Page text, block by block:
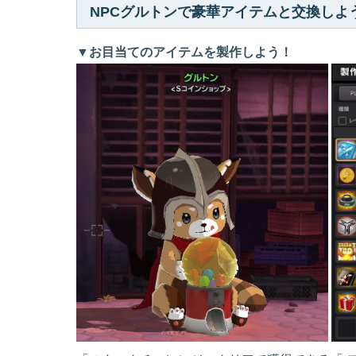
NPCグルトンで豪華アイテムと交換しよ
▼お目当てのアイテムを製作しよう！